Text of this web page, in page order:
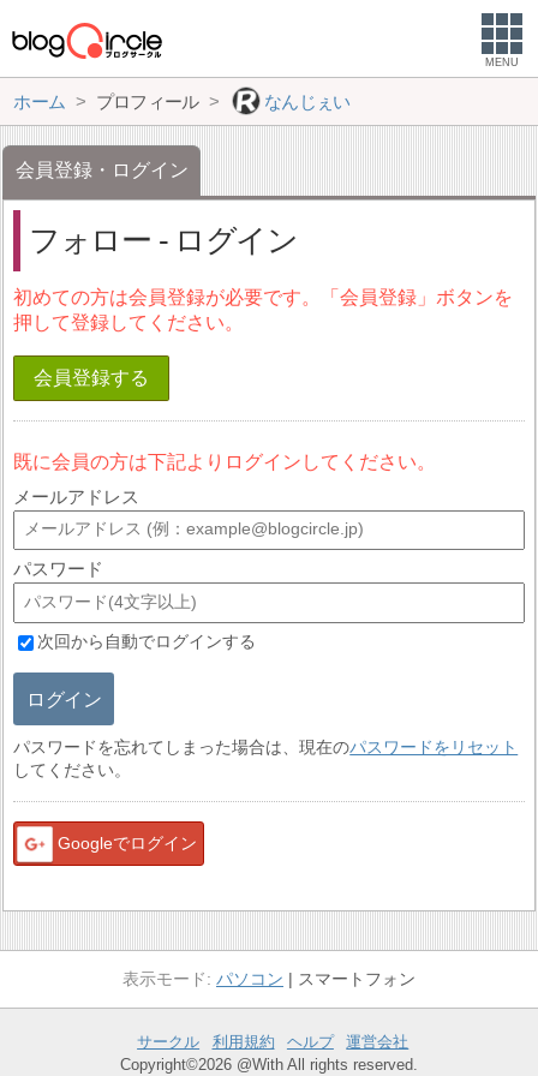
MENU
ホーム プロフィール なんじぇい
会員登録・ログイン
フォロー - ログイン
初めての方は会員登録が必要です。「会員登録」ボタンを
押して登録してください。
会員登録する
既に会員の方は下記よりログインしてください。
メールアドレス
パスワード
次回から自動でログインする
ログイン
パスワードを忘れてしまった場合は、現在のパスワードをリセット
してください。
Googleでログイン
パソコン スマートフォン
サークル 利用規約 ヘルプ
運営会社
Copyright©2026 @With All rights reserved.